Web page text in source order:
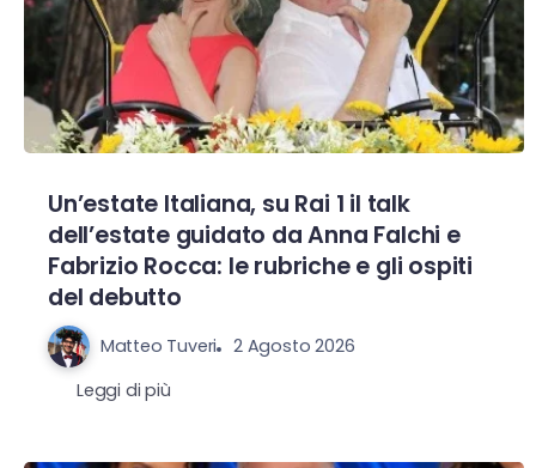
Un’estate Italiana, su Rai 1 il talk
dell’estate guidato da Anna Falchi e
Fabrizio Rocca: le rubriche e gli ospiti
del debutto
Matteo Tuveri
2 Agosto 2026
Leggi di più